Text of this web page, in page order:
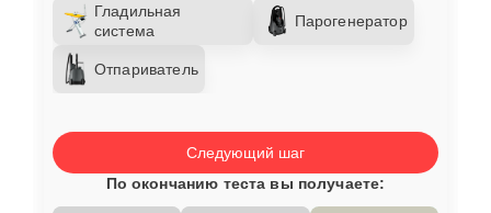
Гладильная
система
Парогенератор
Отпариватель
Следующий шаг
По окончанию теста вы получаете: